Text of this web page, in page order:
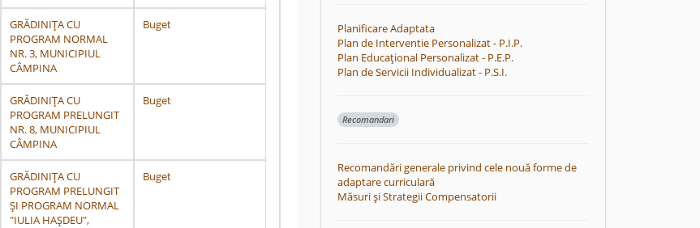
GRĂDINIȚA CU
PROGRAM NORMAL
NR. 3, MUNICIPIUL
CÂMPINA
Buget
GRĂDINIȚA CU
PROGRAM PRELUNGIT
NR. 8, MUNICIPIUL
CÂMPINA
Buget
GRĂDINIȚA CU
PROGRAM PRELUNGIT
ȘI PROGRAM NORMAL
"IULIA HAȘDEU",
Buget
Planificare Adaptata
Plan de Interventie Personalizat - P.I.P.
Plan Educațional Personalizat - P.E.P.
Plan de Servicii Individualizat - P.S.I.
Recomandari
Recomandări generale privind cele nouă forme de
adaptare curriculară
Măsuri și Strategii Compensatorii